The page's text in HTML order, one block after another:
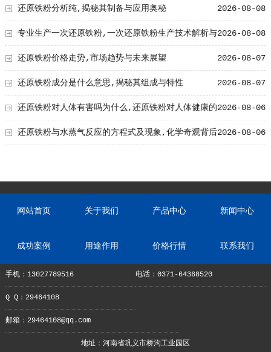
2026-08-08
还原铁粉分析纯,揭秘其制备与应用奥秘
2026-08-08
专业生产一次还原铁粉,一次还原铁粉生产技术解析与
工艺创新 2026-08-07
还原铁粉价格走势,市场趋势与未来展望
2026-08-07
还原铁粉成分是什么意思,揭秘其组成与特性
2026-08-06
还原铁粉对人体有害吗为什么,还原铁粉对人体健康的
影响及原因解析 2026-08-06
还原铁粉与水蒸气反应的方程式及现象,化学奇观背后
网站首页 关于我们 产品中心 新闻中心
成功案例 用途作用 价格行情 联系我们
手机：13027789516 电话：0371-64368520
Q Q：29464108
邮箱：29464108@qq.com
地址：河南省巩义市桥沟工业园区